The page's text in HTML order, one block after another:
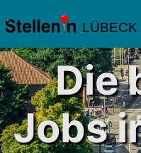
LÜBECK
Die
Jobs